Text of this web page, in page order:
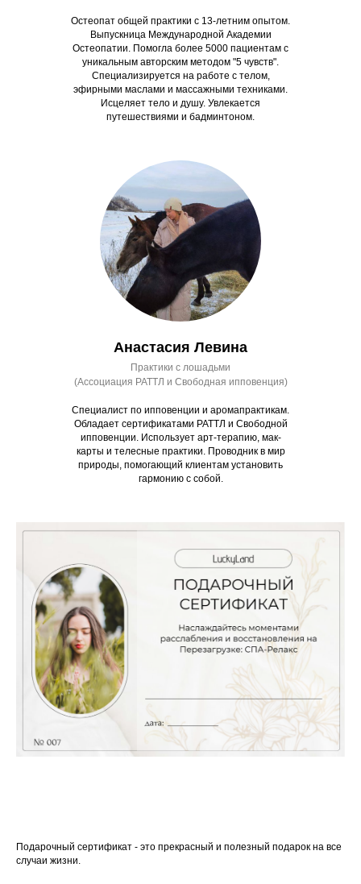
Остеопат общей практики с 13-летним опытом.
Выпускница Международной Академии
Остеопатии. Помогла более 5000 пациентам с
уникальным авторским методом "5 чувств".
Специализируется на работе с телом,
эфирными маслами и массажными техниками.
Исцеляет тело и душу. Увлекается
путешествиями и бадминтоном.
Анастасия Левина
Практики с лошадьми
(Ассоциация РАТТЛ и Свободная ипповенция)
Специалист по ипповенции и аромапрактикам.
Обладает сертификатами РАТТЛ и Свободной
ипповенции. Использует арт-терапию, мак-
карты и телесные практики. Проводник в мир
природы, помогающий клиентам установить
гармонию с собой.
Подарочный сертификат - это прекрасный и полезный подарок на все
случаи жизни.